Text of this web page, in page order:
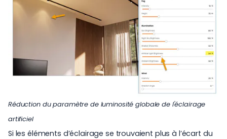
Réduction du paramètre de luminosité globale de l'éclairage
artificiel
Si les éléments d’éclairage se trouvaient plus à l’écart du